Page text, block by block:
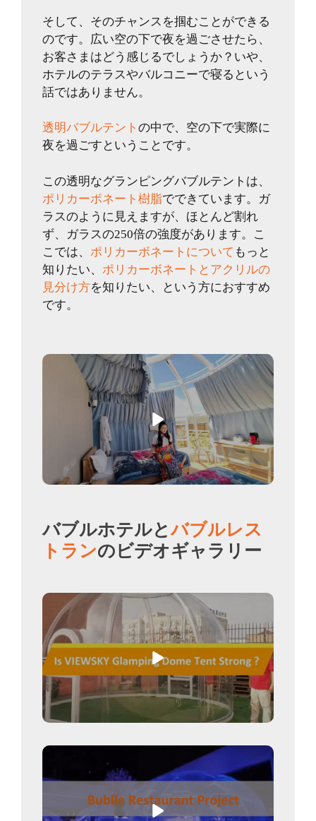
そして、そのチャンスを掴むことができる
のです。広い空の下で夜を過ごさせたら、
お客さまはどう感じるでしょうか？いや、
ホテルのテラスやバルコニーで寝るという
話ではありません。
透明バブルテント の中で、空の下で実際に
夜を過ごすということです。
この透明なグランピングバブルテントは、
ポリカーボネート樹脂でできています。ガ
ラスのように見えますが、ほとんど割れ
ず、ガラスの250倍の強度があります。こ
こでは、 ポリカーボネートについて もっと
知りたい、 ポリカーボネートとアクリルの
見分け方を知りたい、という方におすすめ
です。
バブルホテルとバブルレス
トランのビデオギャラリー